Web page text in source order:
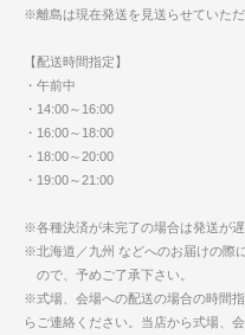
※離島は現在発送を見送らせていただ
【配送時間指定】
・午前中
・14:00～16:00
・16:00～18:00
・18:00～20:00
・19:00～21:00
※各種決済が未完了の場合は発送が遅
※北海道／九州 などへのお届けの際
ので、予めご了承下さい。
※式場、会場への配送の場合の時間
らご連絡ください。当店から式場、